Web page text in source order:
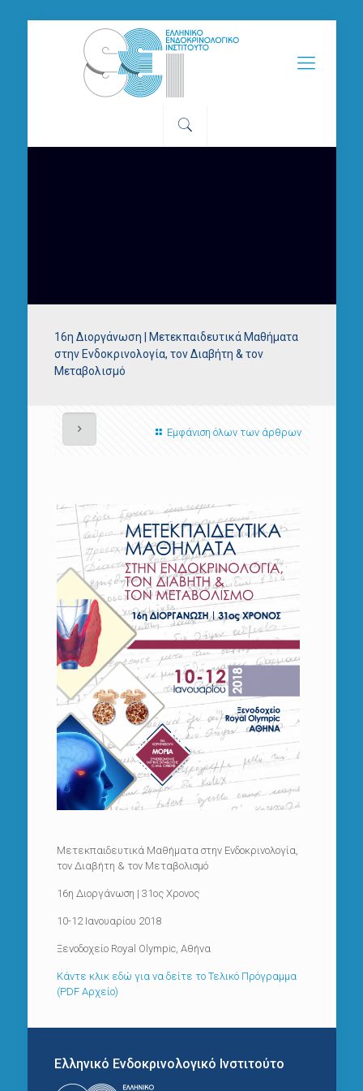
16η Διοργάνωση | Μετεκπαιδευτικά Μαθήματα
στην Ενδοκρινολογία, τον Διαβήτη & τον
Μεταβολισμό
Εμφάνιση όλων των άρθρων
Μετεκπαιδευτικά Μαθήματα στην Ενδοκρινολογία,
τον Διαβήτη & τον Μεταβολισμό
16η Διοργάνωση | 31ος Χρονος
10-12 Ιανουαρίου 2018
Ξενοδοχείο Royal Olympic, Αθήνα
Κάντε κλικ εδώ για να δείτε το Τελικό Πρόγραμμα
(PDF Αρχείο)
Ελληνικό Ενδοκρινολογικό Ινστιτούτο